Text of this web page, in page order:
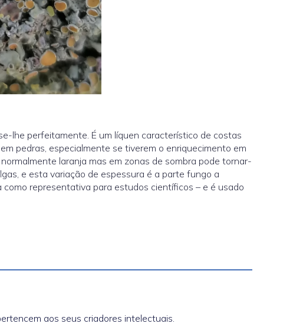
lhe perfeitamente. É um líquen característico de costas
pedras, especialmente se tiverem o enriquecimento em
laranja mas em zonas de sombra pode tornar-
e esta variação de espessura é a parte fungo a
representativa para estudos científicos – e é usado
aos seus criadores intelectuais.